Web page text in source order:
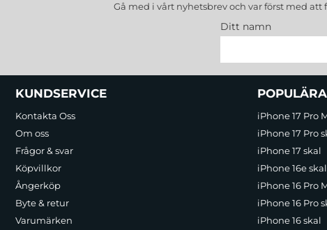
Gå med i vårt nyhetsbrev och var först med
Ditt namn
Sidfot Blandad info och länkar
KUNDSERVICE
Kontakta Oss
Om oss
Frågor & svar
Köpvillkor
Ångerköp
Byte & retur
Varumärken
iPhone 17 Pro
iPhone 17 Pro
iPhone 17 skal
iPhone 16e skal
iPhone 16 Pro
iPhone 16 Pro
iPhone 16 skal